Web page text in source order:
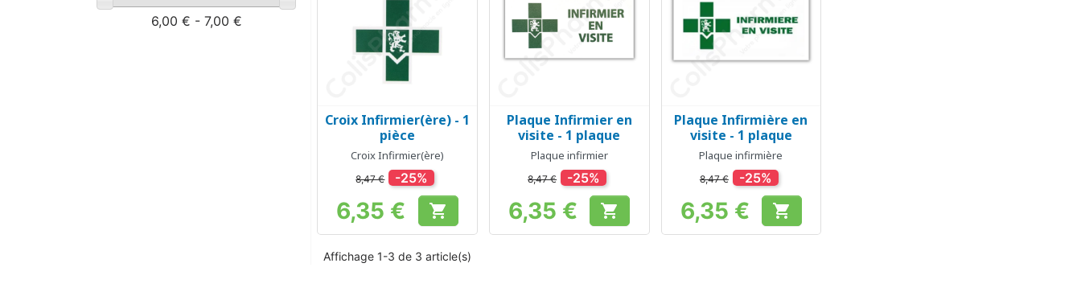
6,00 € - 7,00 €
Aperçu rapide
Croix Infirmier(ère) - 1
pièce
Croix Infirmier(ère)
8,47 € -25%
Prix
6,35 € 
Aperçu rapide
Plaque Infirmier en
visite - 1 plaque
Plaque infirmier
8,47 € -25%
Prix
6,35 € 
Aperçu rapide
Plaque Infirmière en
visite - 1 plaque
Plaque infirmière
8,47 € -25%
Prix
6,35 € 
Affichage 1-3 de 3 article(s)